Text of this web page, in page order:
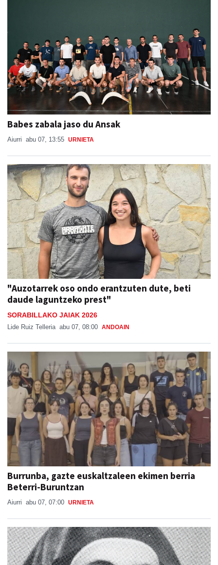
Babes zabala jaso du Ansak
Aiurri abu 07, 13:55 URNIETA
"Auzotarrek oso ondo erantzuten dute, beti
daude laguntzeko prest"
SORABILLAKO JAIAK 2026
Lide Ruiz Telleria abu 07, 08:00 ANDOAIN
Burrunba, gazte euskaltzaleen ekimen berria
Beterri-Buruntzan
Aiurri abu 07, 07:00 URNIETA